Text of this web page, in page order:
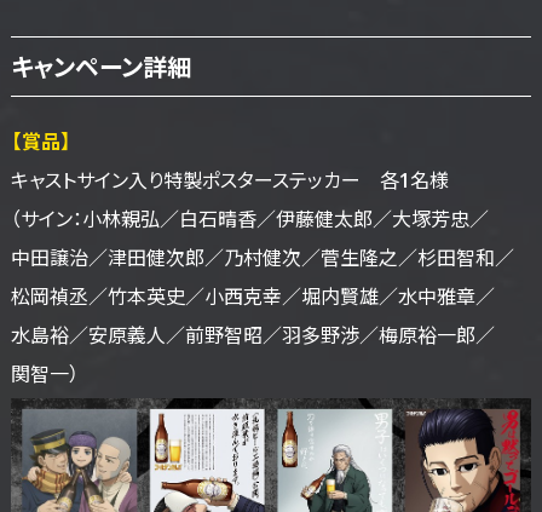
キャンペーン詳細
【賞品】
キャストサイン入り特製ポスターステッカー
各1名様
（サイン：小林親弘／白石晴香／伊藤健太郎／大塚芳忠／
中田譲治／津田健次郎／乃村健次／菅生隆之／杉田智和／
松岡禎丞／竹本英史／小西克幸／堀内賢雄／水中雅章／
水島裕／安原義人／前野智昭／羽多野渉／梅原裕一郎／
関智一）